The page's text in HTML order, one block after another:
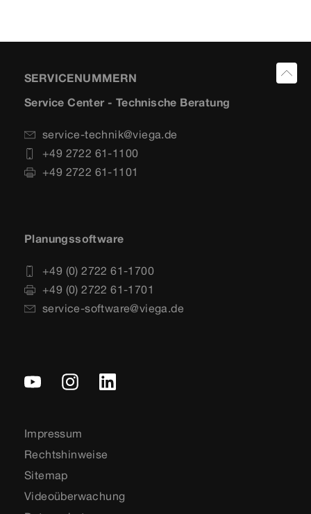
SERVICENUMMERN
Service Center - Technische Beratung
service-technik@viega.de
+49 2722 61-1100
+49 2722 61-1101
Planungssoftware
+49 (0) 2722 61-1700
+49 (0) 2722 61-1701
service-software@viega.de
Impressum
Rechtshinweise
Sitemap
Videoüberwachung